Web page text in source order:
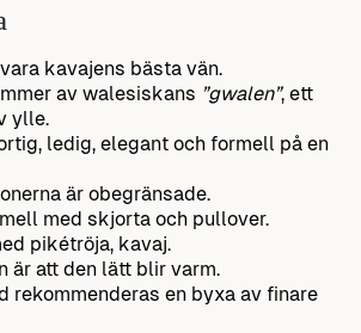
kavajens bästa vän.
av walesiskans ”gwalen”, ett
ylle.
ledig, elegant och formell på en
är obegränsade.
med skjorta och pullover.
pikétröja, kavaj.
är att den lätt blir varm.
rekommenderas en byxa av finare